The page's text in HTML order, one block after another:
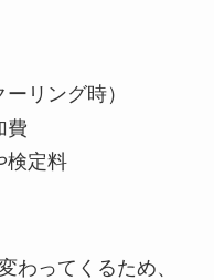
リング時）
費
検定料
わってくるため、